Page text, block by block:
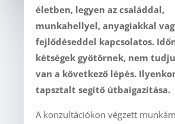
életben, legyen az családdal,
munkahellyel, anyagiakkal
fejlődéseddel kapcsolatos.
kétségek gyötörnek, nem
van a következő lépés.
tapsztalt segítő útbaigazítása.
A konzultációkon végzett